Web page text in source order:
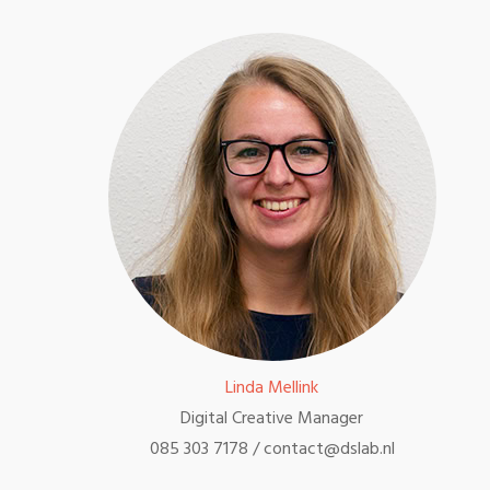
Linda Mellink
Digital Creative Manager
085 303 7178 / contact@dslab.nl